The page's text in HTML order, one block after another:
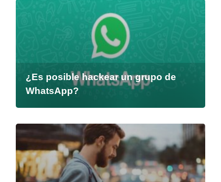
¿Es posible hackear un grupo de
WhatsApp?